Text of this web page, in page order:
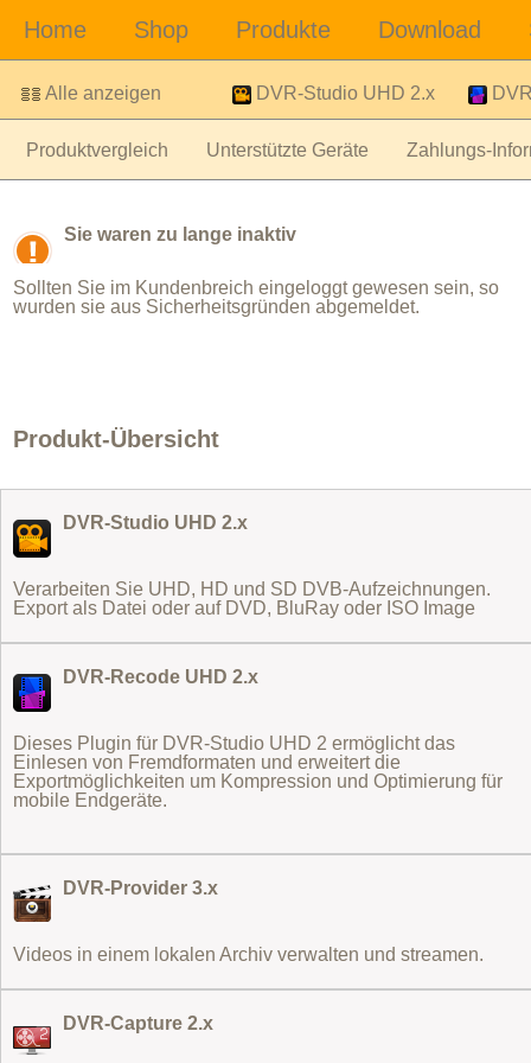
Alle anzeigen DVR-Studio UHD 2.x
Produktvergleich Unterstützte Geräte Zahlungs-
Sie waren zu lange inaktiv
Sollten Sie im Kundenbreich eingeloggt gewesen sein, so
wurden sie aus Sicherheitsgründen abgemeldet.
Produkt-Übersicht
DVR-Studio UHD 2.x
Verarbeiten Sie UHD, HD und SD DVB-Aufzeichnungen.
Export als Datei oder auf DVD, BluRay oder ISO Image
DVR-Recode UHD 2.x
Dieses Plugin für DVR-Studio UHD 2 ermöglicht das
Einlesen von Fremdformaten und erweitert die
Exportmöglichkeiten um Kompression und Optimierung für
mobile Endgeräte.
DVR-Provider 3.x
Videos in einem lokalen Archiv verwalten und streamen.
DVR-Capture 2.x